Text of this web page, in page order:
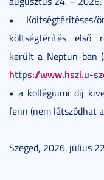
•
költségtérítés első
került a Neptun-ban
https://www.hszi.u-
• a kollégiumi díj
fenn (nem látszódhat
Szeged, 2026. július